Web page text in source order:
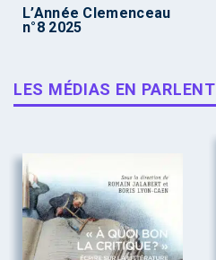
L’Année Clemenceau
n°8 2025
LES MÉDIAS EN PARLENT